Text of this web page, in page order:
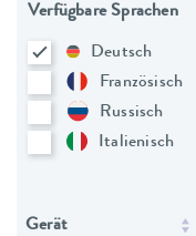
Verfügbare Sprachen
Deutsch
Französisch
Russisch
Italienisch
Gerät